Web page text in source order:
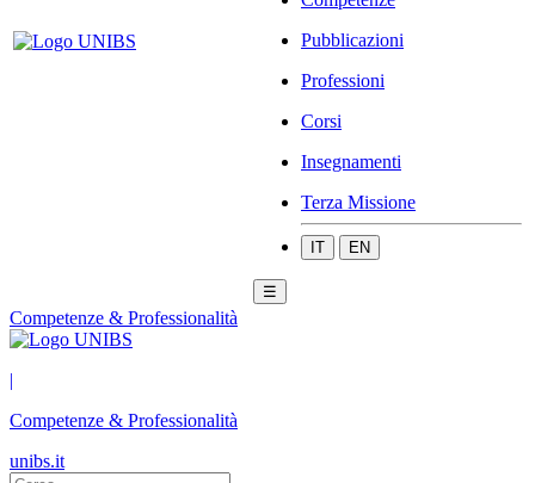
Pubblicazioni
Professioni
Corsi
Insegnamenti
Terza Missione
IT EN
☰
Competenze & Professionalità
|
Competenze & Professionalità
unibs.it